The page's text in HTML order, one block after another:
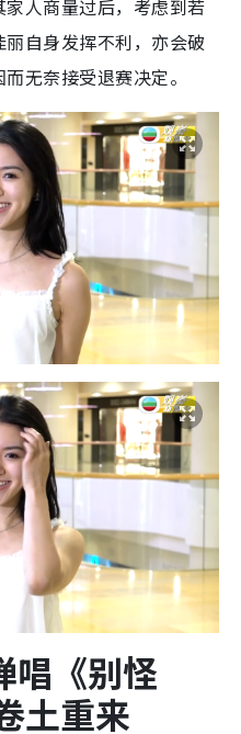
人商量过后，考虑到若
自身发挥不利，亦会破
无奈接受退赛决定。
唱《别怪
土重来